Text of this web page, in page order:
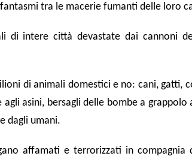
tra le macerie fumanti delle loro
di intere città devastate dai cannoni
di animali domestici e no: cani, gatti,
asini, bersagli delle bombe a
dagli umani.
affamati e terrorizzati in